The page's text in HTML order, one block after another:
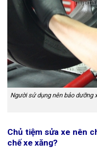
Người sử dụng nên bảo dưỡng
Chủ tiệm sửa xe nên
chế xe xăng?